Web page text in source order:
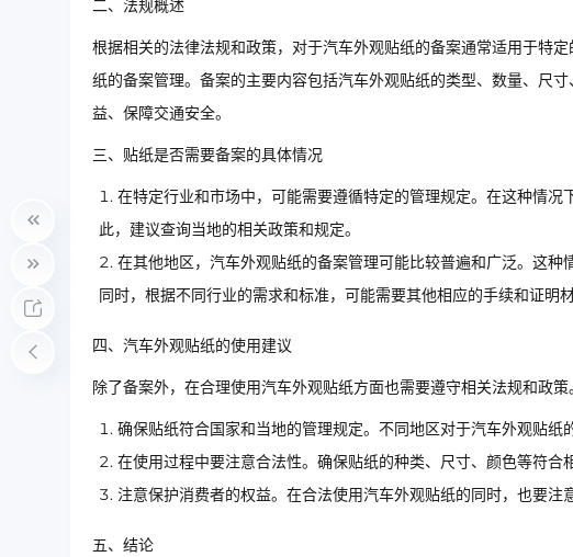
二、法规概述
根据相关的法律法规和政策，对于汽车外观贴纸的备案通常适用于特
纸的备案管理。备案的主要内容包括汽车外观贴纸的类型、数量、尺
益、保障交通安全。
三、贴纸是否需要备案的具体情况
在特定行业和市场中，可能需要遵循特定的管理规定。在这种情
此，建议查询当地的相关政策和规定。
在其他地区，汽车外观贴纸的备案管理可能比较普遍和广泛。这
同时，根据不同行业的需求和标准，可能需要其他相应的手续和证明材
四、汽车外观贴纸的使用建议
除了备案外，在合理使用汽车外观贴纸方面也需要遵守相关法规和政策
确保贴纸符合国家和当地的管理规定。不同地区对于汽车外观贴
在使用过程中要注意合法性。确保贴纸的种类、尺寸、颜色等符合
注意保护消费者的权益。在合法使用汽车外观贴纸的同时，也要注
五、结论